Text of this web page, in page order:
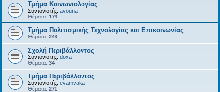
Τμήμα Κοινωνιολογίας
Συντονιστής: avouna
Θέματα: 176
Τμήμα Πολιτισμικής Τεχνολογίας και Επικοινωνίας
Θέματα: 243
Σχολή Περιβάλλοντος
Συντονιστής: doxa
Θέματα: 34
Τμήμα Περιβάλλοντος
Συντονιστής: evamvaka
Θέματα: 271